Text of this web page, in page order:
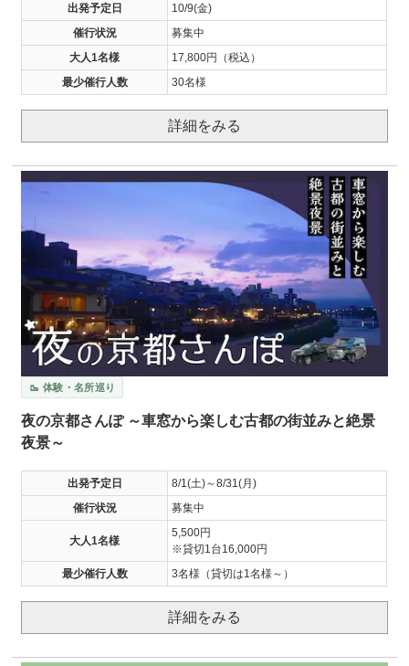
出発予定日
10/9(金)
催行状況
募集中
大人1名様
17,800円（税込）
最少催行人数
30名様
詳細をみる
🥾 体験・名所巡り
夜の京都さんぽ ～車窓から楽しむ古都の街並みと絶景
夜景～
出発予定日
8/1(土)～8/31(月)
催行状況
募集中
大人1名様
5,500円
※貸切1台16,000円
最少催行人数
3名様（貸切は1名様～）
詳細をみる